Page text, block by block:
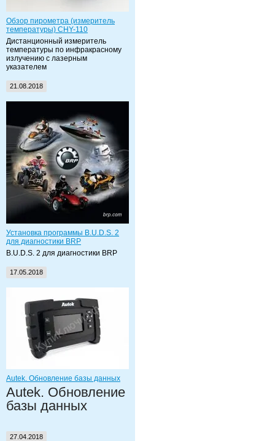
Обзор пирометра (измеритель
температуры) CHY-110
Дистанционный измеритель
температуры по инфракрасному
излучению с лазерным
указателем
21.08.2018
Установка программы B.U.D.S. 2
для диагностики BRP
B.U.D.S. 2 для диагностики BRP
17.05.2018
Autek. Обновление базы данных
Autek. Обновление
базы данных
27.04.2018